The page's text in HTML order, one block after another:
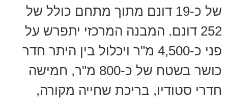
של כ-19 דונם מתוך מתחם כולל של
252 דונם. המבנה המרכזי יתפרש על
פני כ-4,500 מ"ר ויכלול בין היתר חדר
כושר בשטח של כ-800 מ"ר, חמישה
חדרי סטודיו, בריכת שחייה מקורה,